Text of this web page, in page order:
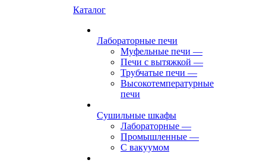
Каталог
Лабораторные печи
Муфельные печи —
Печи с вытяжкой —
Трубчатые печи —
Высокотемпературные
печи
Сушильные шкафы
Лабораторные —
Промышленные —
С вакуумом